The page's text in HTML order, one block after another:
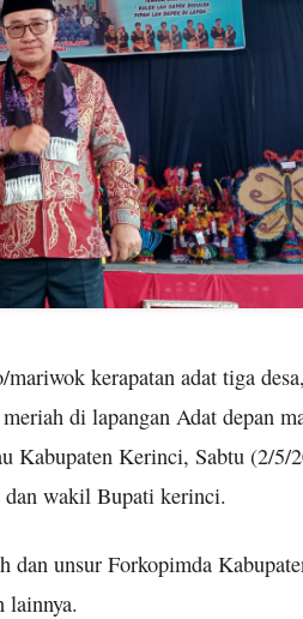
kerapatan adat tiga
di lapangan Adat depan
Kabupaten Kerinci, Sabtu (2/5/
wakil Bupati kerinci.
dan unsur Forkopimda
lainnya.